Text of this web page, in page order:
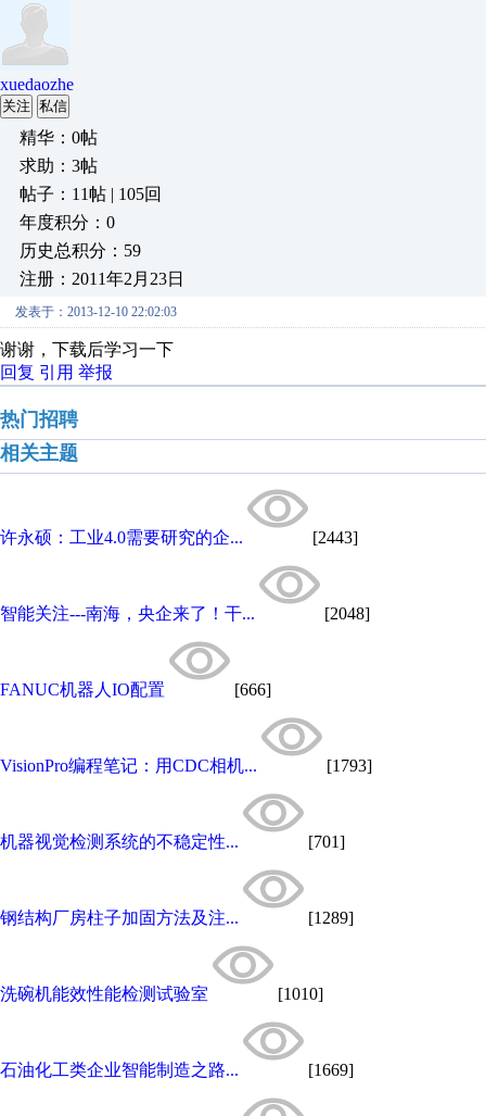
xuedaozhe
关注 私信
精华：0帖
求助：3帖
帖子：11帖 | 105回
年度积分：0
历史总积分：59
注册：2011年2月23日
发表于：2013-12-10 22:02:03
谢谢，下载后学习一下
回复 引用 举报
热门招聘
相关主题
许永硕：工业4.0需要研究的企... [2443]
智能关注---南海，央企来了！干... [2048]
FANUC机器人IO配置 [666]
VisionPro编程笔记：用CDC相机... [1793]
机器视觉检测系统的不稳定性... [701]
钢结构厂房柱子加固方法及注... [1289]
洗碗机能效性能检测试验室 [1010]
石油化工类企业智能制造之路... [1669]